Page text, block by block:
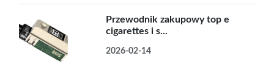
Przewodnik zakupowy top e
cigarettes i s...
2026-02-14